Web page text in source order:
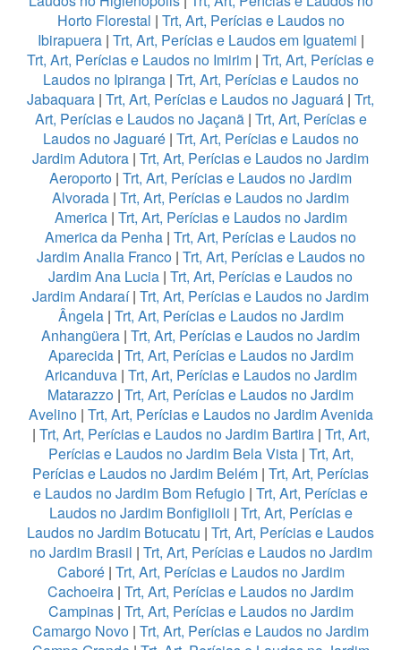
Horto Florestal | Trt, Art, Perícias e Laudos no
Ibirapuera| Trt, Art, Perícias e Laudos em Iguatemi |
Trt, Art, Perícias e Laudos no Imirim | Trt, Art, Perícias e
Laudos no Ipiranga| Trt, Art, Perícias e Laudos no
Jabaquara | Trt, Art, Perícias e Laudos no Jaguará | Trt,
Art, Perícias e Laudos no Jaçanã| Trt, Art, Perícias e
Laudos no Jaguaré| Trt, Art, Perícias e Laudos no
Jardim Adutora | Trt, Art, Perícias e Laudos no Jardim
Aeroporto | Trt, Art, Perícias e Laudos no Jardim
Alvorada | Trt, Art, Perícias e Laudos no Jardim
America| Trt, Art, Perícias e Laudos no Jardim
America da Penha | Trt, Art, Perícias e Laudos no
Jardim Analia Franco| Trt, Art, Perícias e Laudos no
Jardim Ana Lucia | Trt, Art, Perícias e Laudos no
Jardim Andaraí| Trt, Art, Perícias e Laudos no Jardim
Ângela| Trt, Art, Perícias e Laudos no Jardim
Anhangüera | Trt, Art, Perícias e Laudos no Jardim
Aparecida| Trt, Art, Perícias e Laudos no Jardim
Aricanduva| Trt, Art, Perícias e Laudos no Jardim
Matarazzo | Trt, Art, Perícias e Laudos no Jardim
Avelino| Trt, Art, Perícias e Laudos no Jardim Avenida
| Trt, Art, Perícias e Laudos no Jardim Bartira| Trt, Art,
Perícias e Laudos no Jardim Bela Vista| Trt, Art,
Perícias e Laudos no Jardim Belém | Trt, Art, Perícias
e Laudos no Jardim Bom Refugio | Trt, Art, Perícias e
Laudos no Jardim Bonfiglioli | Trt, Art, Perícias e
Laudos no Jardim Botucatu | Trt, Art, Perícias e Laudos
no Jardim Brasil | Trt, Art, Perícias e Laudos no Jardim
Caboré| Trt, Art, Perícias e Laudos no Jardim
Cachoeira | Trt, Art, Perícias e Laudos no Jardim
Campinas| Trt, Art, Perícias e Laudos no Jardim
Camargo Novo | Trt, Art, Perícias e Laudos no Jardim